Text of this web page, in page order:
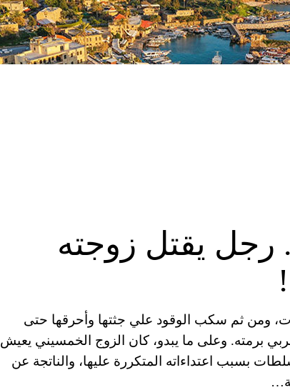
يقتل زوجته
ومن ثم سكب الوقود علي جثتها وأحرقها حتى
برمته. وعلى ما يبدو، كان الزوج الخمسيني يعيش
بسبب اعتداءاته المتكررة عليها، والناتجة عن